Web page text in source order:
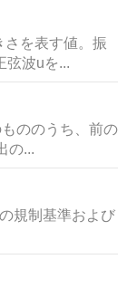
を表す値。振
波uを...
ののうち、前の
...
制基準および